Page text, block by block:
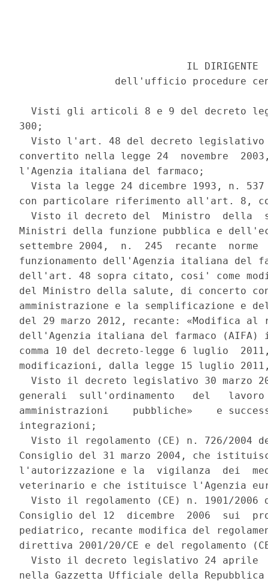
                            IL DIRIGENTE
dell'ufficio procedure
Visti gli articoli 8 e 9 del decreto
300;
Visto l'art. 48 del decreto
convertito nella legge 24  novembre
l'Agenzia italiana del farmaco;
Vista la legge 24 dicembre 1993, n.
con particolare riferimento all'art. 8,
Visto il decreto del  Ministro  della
Ministri della funzione pubblica e
settembre 2004,  n.  245  recante
funzionamento dell'Agenzia italiana del
dell'art. 48 sopra citato, cosi' come
del Ministro della salute, di concerto
amministrazione e la semplificazione e
del 29 marzo 2012, recante: «Modifica al
dell'Agenzia italiana del farmaco
comma 10 del decreto-legge 6 luglio
modificazioni, dalla legge 15 luglio
Visto il decreto legislativo 30 marzo
generali  sull'ordinamento   del
amministrazioni    pubbliche»    e
integrazioni;
Visto il regolamento (CE) n. 726/2004
Consiglio del 31 marzo 2004, che
l'autorizzazione e la  vigilanza  dei
veterinario e che istituisce l'Agenzia
Visto il regolamento (CE) n. 1901/2006
Consiglio del 12  dicembre  2006  sui
pediatrico, recante modifica del
direttiva 2001/20/CE e del regolamento
Visto il decreto legislativo 24 aprile
nella Gazzetta Ufficiale della